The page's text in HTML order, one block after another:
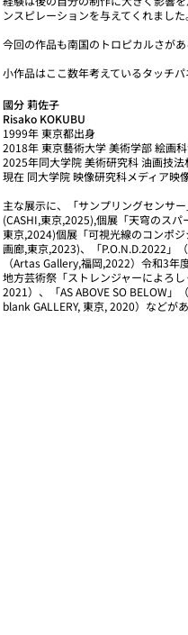
ンスピレーションを与えてくれました。
今回の作品も南国のトロピカルさが
小作品はここ数年考えているタッチ
國分 莉佐子
Risako KOKUBU
1999年 東京都出身
2018年 東京藝術大学 美術学部 絵画
2025年同大学院 美術研究科 油画技
現在 同大学院 映像研究科メディア映
主な展示に、「サンプリングセンサ
(CASHI,東京,2025),個展「天穹のス
東京,2024)個展「可視光線のコンポ
画廊,東京,2023)、「P.O.N.D.2022」
（Artas Gallery,福岡,2022）令和3年
地方芸術祭「ストレンジャーによろ
2021）、「AS ABOVE SO BELOW」
blank GALLERY, 東京, 2020）などがあ